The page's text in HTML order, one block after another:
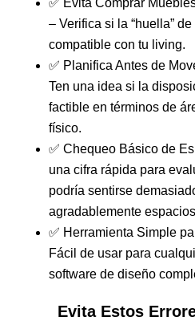
✅ Evita Comprar
– Verifica si la “huella”
compatible con tu living.
✅ Planifica Antes de
Ten una idea si la
factible en términos de
físico.
✅ Chequeo Básico de
una cifra rápida para
podría sentirse
agradablemente
✅ Herramienta Simple
Fácil de usar para
software de diseño
Evita Estos